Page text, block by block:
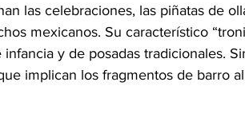
las celebraciones, las piñatas de
mexicanos. Su característico
y de posadas tradicionales.
implican los fragmentos de barro